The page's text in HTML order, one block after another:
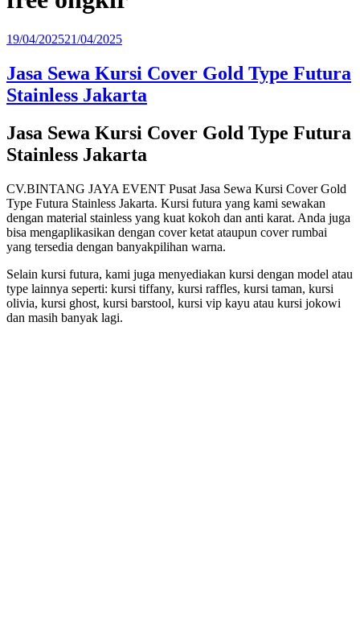
Diposkan
19/04/202521/04/2025
Jasa Sewa Kursi Cover Gold Type Futura
Stainless Jakarta
Jasa Sewa Kursi Cover Gold Type Futura
Stainless Jakarta
CV.BINTANG JAYA EVENT Pusat Jasa Sewa Kursi Cover Gold
Type Futura Stainless Jakarta. Kursi futura yang kami sewakan
dengan material stainless yang kuat kokoh dan anti karat. Anda juga
bisa mengaplikasikan dengan cover ketat ataupun cover rumbai
yang tersedia dengan banyakpilihan warna.
Selain kursi futura, kami juga menyediakan kursi dengan model atau
type lainnya seperti: kursi tiffany, kursi raffles, kursi taman, kursi
olivia, kursi ghost, kursi barstool, kursi vip kayu atau kursi jokowi
dan masih banyak lagi.